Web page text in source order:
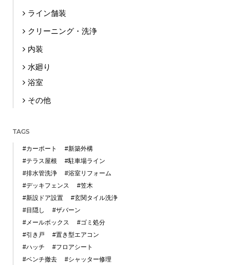
ライン舗装
クリーニング・洗浄
内装
水廻り
浴室
その他
TAGS
#カーポート
#新築外構
#テラス屋根
#駐車場ライン
#排水管洗浄
#浴室リフォーム
#デッキフェンス
#笠木
#新設ドア設置
#玄関タイル洗浄
#目隠し
#ザバーン
#メールボックス
#ゴミ処分
#引き戸
#置き型エアコン
#ハッチ
#フロアシート
#ベンチ撤去
#シャッター修理